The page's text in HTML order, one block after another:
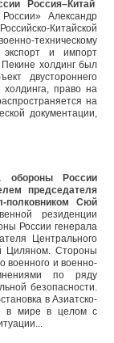
Россия–Китай
Александр
Китайской
техническому
экспорт и импорт
холдинг был
двустороннего
право на
на
документации,
обороны России
председателя
полковником Сюй
резиденции
России генерала
Центрального
Циляном. Стороны
военного и военно-
мнениями по ряду
безопасности.
в Азиатско-
в мире в целом с